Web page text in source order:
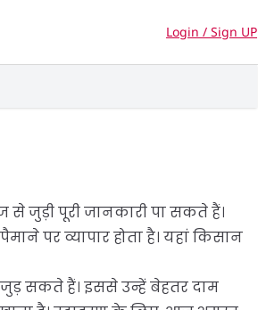
Login / Sign UP
जुड़ी पूरी जानकारी पा सकते हैं।
पर व्यापार होता है। यहां किसान
जुड़ सकते हैं। इससे उन्हें बेहतर दाम